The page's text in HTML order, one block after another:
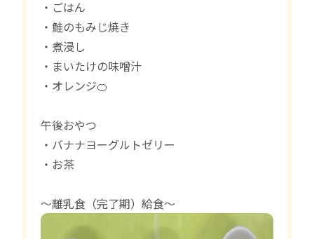
・ごはん
・鮭のもみじ焼き
・煮浸し
・まいたけの味噌汁
・オレンジ🍊
午後おやつ
・バナナヨーグルトゼリー
・お茶
〜離乳食（完了期）給食〜